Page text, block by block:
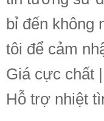
bỉ đến không
tôi để cảm
Giá cực chất
Hỗ trợ nhiệt